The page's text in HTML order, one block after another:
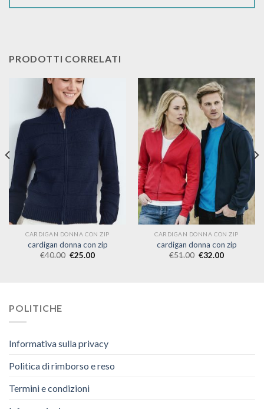
PRODOTTI CORRELATI
CARDIGAN DONNA CON ZIP
cardigan donna con zip
€40.00 €25.00
CARDIGAN DONNA CON ZIP
cardigan donna con zip
€51.00 €32.00
POLITICHE
Informativa sulla privacy
Politica di rimborso e reso
Termini e condizioni